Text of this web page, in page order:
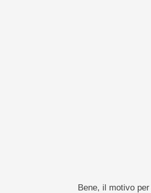
Bene, il motivo